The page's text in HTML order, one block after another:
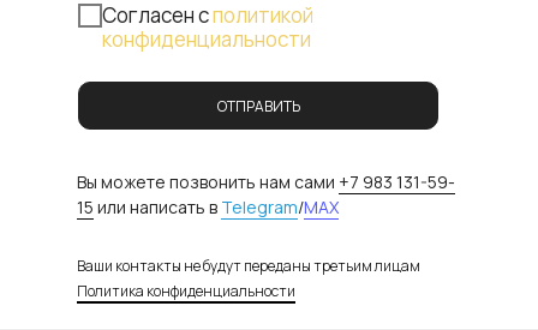
Cогласен сполитикой
конфиденциальности
ОТПРАВИТЬ
Вы можете позвонить нам сами +7 983 131-59-
15 или написать в Telegram/MAX
Ваши контакты не будут переданы третьим лицам
Политика конфиденциальности